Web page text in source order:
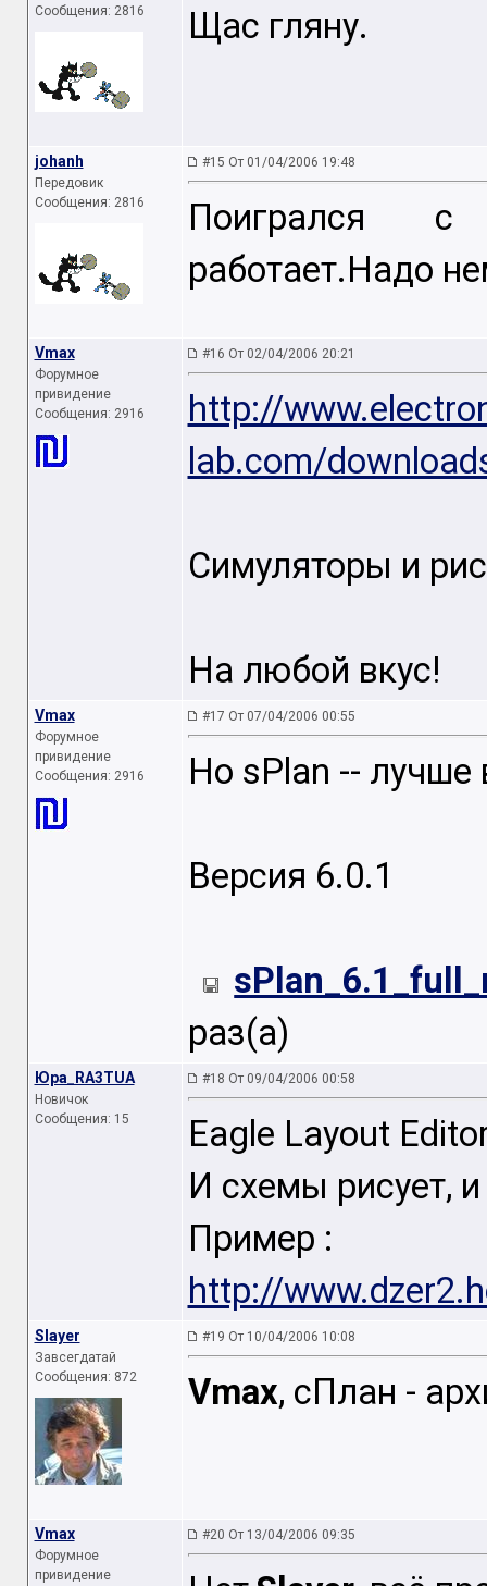
Сообщения: 2816
Щас гляну.
johanh
Передовик
Сообщения: 2816
#15 От 01/04/2006 19:48
Поигрался
работает.Надо
Vmax
Форумное
привидение
Сообщения: 2916
#16 От 02/04/2006 20:21
http://
lab.com/
Симуляторы и
На любой вкус!
Vmax
Форумное
привидение
Сообщения: 2916
#17 От 07/04/2006 00:55
Но sPlan -- лучше
Версия 6.0.1
раз(а)
Юра_RA3TUA
Новичок
Сообщения: 15
#18 От 09/04/2006 00:58
Eagle Layout
И схемы рисует,
Пример :
http://
Slayer
Завсегдатай
Сообщения: 872
#19 От 10/04/2006 10:08
Vmax, сПлан -
Vmax
Форумное
привидение
#20 От 13/04/2006 09:35